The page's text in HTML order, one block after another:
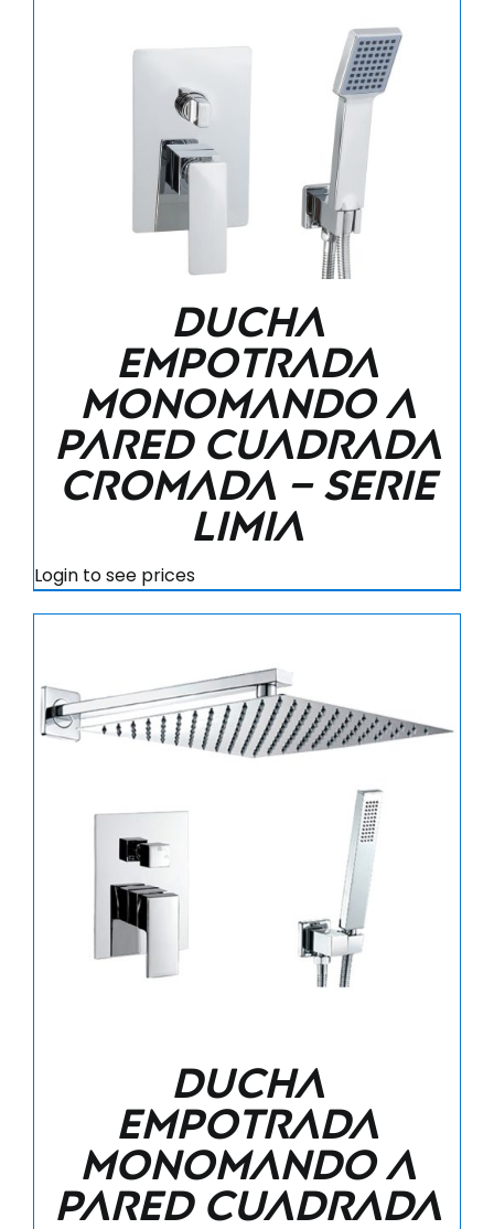
Ducha
empotrada
monomando a
pared cuadrada
cromada – Serie
limia
Login to see prices
Ducha
empotrada
monomando a
pared cuadrada